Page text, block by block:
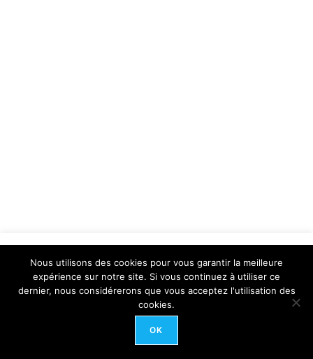
"Google".
Accepter
Refuser
Nous utilisons des cookies pour vous garantir la meilleure
expérience sur notre site. Si vous continuez à utiliser ce
dernier, nous considérerons que vous acceptez l'utilisation des
cookies.
OK